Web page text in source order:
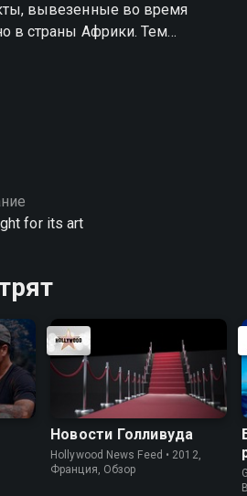
вывезенные во время
в страны Африки. Тем
французских музеев до сих
наследия
for its art
Новости Голливуда
Hollywood News Feed • 2012,
Франция, Обзор